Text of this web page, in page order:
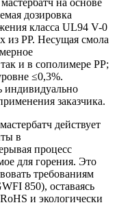
дозировка
класса UL94 V-0
из PP. Несущая смола
и в сополимере PP;
≤0,3%.
индивидуально
заказчика.
действует
в
процесс
для горения. Это
требованиям
850), оставаясь
и экологически